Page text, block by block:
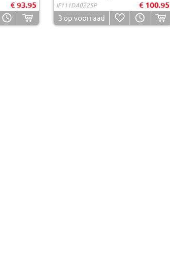
€ 93.95
IF111DA0225P
€ 100.95
3 op voorraad